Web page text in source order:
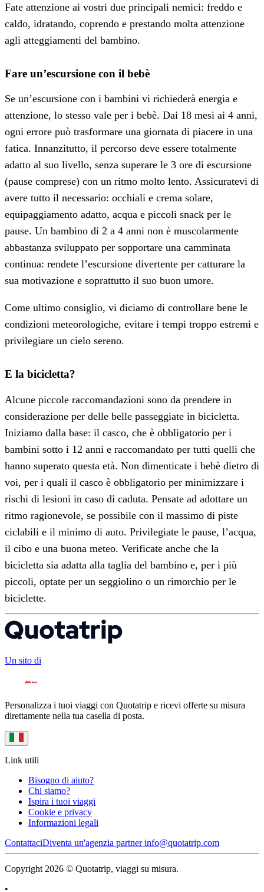
Fate attenzione ai vostri due principali nemici: freddo e
caldo, idratando, coprendo e prestando molta attenzione
agli atteggiamenti del bambino.
Fare un’escursione con il bebè
Se un’escursione con i bambini vi richiederà energia e
attenzione, lo stesso vale per i bebè. Dai 18 mesi ai 4 anni,
ogni errore può trasformare una giornata di piacere in una
fatica. Innanzitutto, il percorso deve essere totalmente
adatto al suo livello, senza superare le 3 ore di escursione
(pause comprese) con un ritmo molto lento. Assicuratevi di
avere tutto il necessario: occhiali e crema solare,
equipaggiamento adatto, acqua e piccoli snack per le
pause. Un bambino di 2 a 4 anni non è muscolarmente
abbastanza sviluppato per sopportare una camminata
continua: rendete l’escursione divertente per catturare la
sua motivazione e soprattutto il suo buon umore.
Come ultimo consiglio, vi diciamo di controllare bene le
condizioni meteorologiche, evitare i tempi troppo estremi e
privilegiare un cielo sereno.
E la bicicletta?
Alcune piccole raccomandazioni sono da prendere in
considerazione per delle belle passeggiate in bicicletta.
Iniziamo dalla base: il casco, che è obbligatorio per i
bambini sotto i 12 anni e raccomandato per tutti quelli che
hanno superato questa età. Non dimenticate i bebè dietro di
voi, per i quali il casco è obbligatorio per minimizzare i
rischi di lesioni in caso di caduta. Pensate ad adottare un
ritmo ragionevole, se possibile con il massimo di piste
ciclabili e il minimo di auto. Privilegiate le pause, l’acqua,
il cibo e una buona meteo. Verificate anche che la
bicicletta sia adatta alla taglia del bambino e, per i più
piccoli, optate per un seggiolino o un rimorchio per le
biciclette.
Un sito di
Personalizza i tuoi viaggi con Quotatrip e ricevi offerte su misura
direttamente nella tua casella di posta.
Link utili
Bisogno di aiuto?
Chi siamo?
Ispira i tuoi viaggi
Cookie e privacy
Informazioni legali
ContattaciDiventa un'agenzia partnerinfo@quotatrip.com
Copyright 2026 © Quotatrip, viaggi su misura.
•